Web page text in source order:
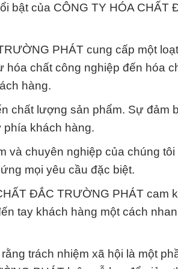
bật của CÔNG TY HÓA CHẤT
PHÁT cung cấp một
chất công nghiệp đến hóa
hàng.
chất lượng sản phẩm. Sự đảm
khách hàng.
và chuyên nghiệp của chúng
mọi yêu cầu đặc biệt.
ĐẮC TRƯỜNG PHÁT cam
tay khách hàng một cách
trách nhiệm xã hội là một